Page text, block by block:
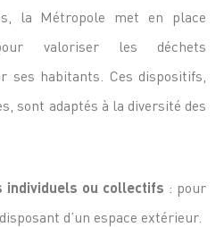
la Métropole met en place
valoriser les déchets
ses habitants. Ces dispositifs,
sont adaptés à la diversité des
individuels ou collectifs : pour
d’un espace extérieur.